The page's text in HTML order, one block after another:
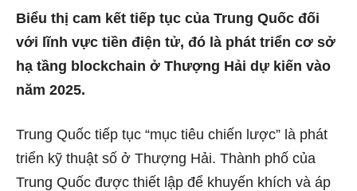
Biểu thị cam kết tiếp tục của Trung Quốc đối
với lĩnh vực tiền điện tử, đó là phát triển cơ sở
hạ tầng blockchain ở Thượng Hải dự kiến ​​​​vào
năm 2025.
Trung Quốc tiếp tục “mục tiêu chiến lược” là phát
triển kỹ thuật số ở Thượng Hải. Thành phố của
Trung Quốc được thiết lập để khuyến khích và áp